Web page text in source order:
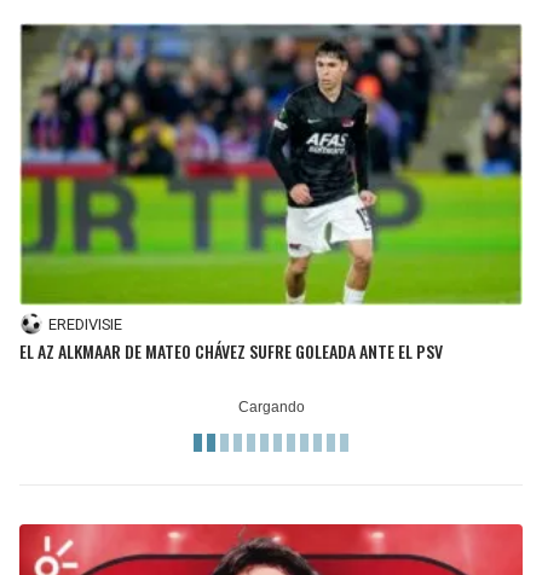
LIONS
PACKERS
VIKINGS
FALCONS
PANTHERS
NUGGETS
TIMBERWOLVES
THUNDER
TRAIL BLAZERS
JAZZ
EREDIVISIE
EL AZ ALKMAAR DE MATEO CHÁVEZ SUFRE GOLEADA ANTE EL PSV